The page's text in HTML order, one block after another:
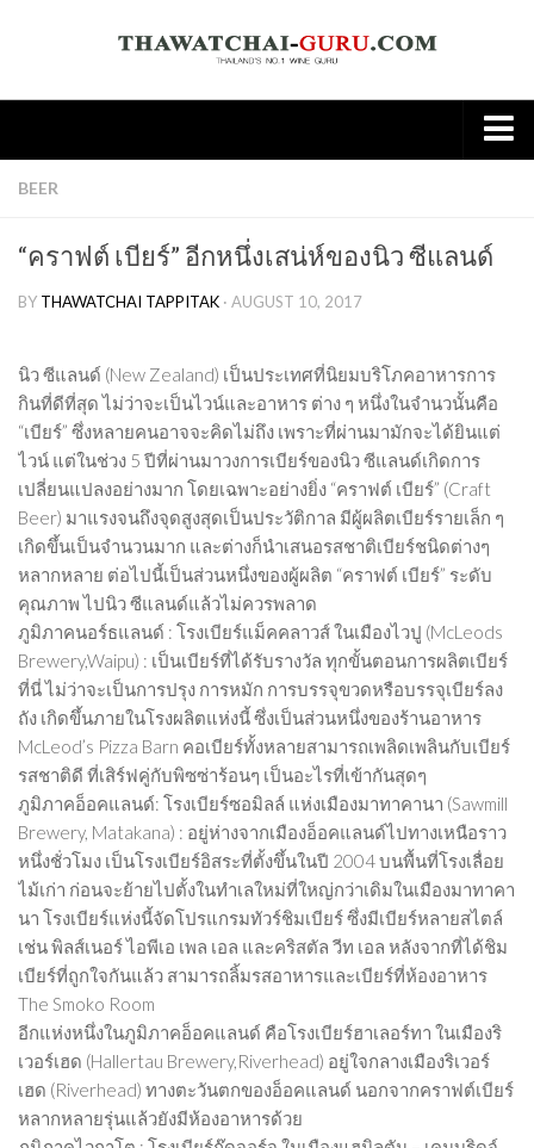
Home
Wine
Old World
Knowledge
Tasting Note
Wine & Food
Spirit
Beer
Cocktail
Travel & Tasted
Food
Contact
BEER
“คราฟต์ เบียร์” อีกหนึ่งเสน่ห์ของนิว ซีแลนด์
BY THAWATCHAI TAPPITAK · AUGUST 10, 2017
นิว ซีแลนด์ (New Zealand) เป็นประเทศที่นิยมบริโภคอาหารการ
กินที่ดีที่สุด ไม่ว่าจะเป็นไวน์และอาหาร ต่าง ๆ หนึ่งในจำนวนั้นคือ
“เบียร์” ซึ่งหลายคนอาจจะคิดไม่ถึง เพราะที่ผ่านมามักจะได้ยินแต่
ไวน์ แต่ในช่วง 5 ปีที่ผ่านมาวงการเบียร์ของนิว ซีแลนด์เกิดการ
เปลี่ยนแปลงอย่างมาก โดยเฉพาะอย่างยิ่ง “คราฟต์ เบียร์” (Craft
Beer) มาแรงจนถึงจุดสูงสุดเป็นประวัติกาล มีผู้ผลิตเบียร์รายเล็ก ๆ
เกิดขึ้นเป็นจำนวนมาก และต่างก็นำเสนอรสชาติเบียร์ชนิดต่างๆ
หลากหลาย ต่อไปนี้เป็นส่วนหนึ่งของผู้ผลิต “คราฟต์ เบียร์” ระดับ
คุณภาพ ไปนิว ซีแลนด์แล้วไม่ควรพลาด
ภูมิภาคนอร์ธแลนด์ : โรงเบียร์แม็คคลาวส์ ในเมืองไวปู (McLeods
Brewery,Waipu) : เป็นเบียร์ที่ได้รับรางวัล ทุกขั้นตอนการผลิตเบียร์
ที่นี่ ไม่ว่าจะเป็นการปรุง การหมัก การบรรจุขวดหรือบรรจุเบียร์ลง
ถัง เกิดขึ้นภายในโรงผลิตแห่งนี้ ซึ่งเป็นส่วนหนึ่งของร้านอาหาร
McLeod’s Pizza Barn คอเบียร์ทั้งหลายสามารถเพลิดเพลินกับเบียร์
รสชาติดี ที่เสิร์ฟคู่กับพิซซ่าร้อนๆ เป็นอะไรที่เข้ากันสุดๆ
ภูมิภาคอ็อคแลนด์: โรงเบียร์ซอมิลล์ แห่งเมืองมาทาคานา (Sawmill
Brewery, Matakana) : อยู่ห่างจากเมืองอ็อคแลนด์ไปทางเหนือราว
หนึ่งชั่วโมง เป็นโรงเบียร์อิสระที่ตั้งขึ้นในปี 2004 บนพื้นที่โรงเลื่อย
ไม้เก่า ก่อนจะย้ายไปตั้งในทำเลใหม่ที่ใหญ่กว่าเดิมในเมืองมาทาคา
นา โรงเบียร์แห่งนี้จัดโปรแกรมทัวร์ชิมเบียร์ ซึ่งมีเบียร์หลายสไตล์
เช่น พิลส์เนอร์ ไอพีเอ เพล เอล และคริสตัล วีท เอล หลังจากที่ได้ชิม
เบียร์ที่ถูกใจกันแล้ว สามารถลิ้มรสอาหารและเบียร์ที่ห้องอาหาร
The Smoko Room
อีกแห่งหนึ่งในภูมิภาคอ็อคแลนด์ คือโรงเบียร์ฮาเลอร์ทา ในเมืองริ
เวอร์เฮด (Hallertau Brewery,Riverhead) อยู่ใจกลางเมืองริเวอร์
เฮด (Riverhead) ทางตะวันตกของอ็อคแลนด์ นอกจากคราฟต์เบียร์
หลากหลายรุ่นแล้วยังมีห้องอาหารด้วย